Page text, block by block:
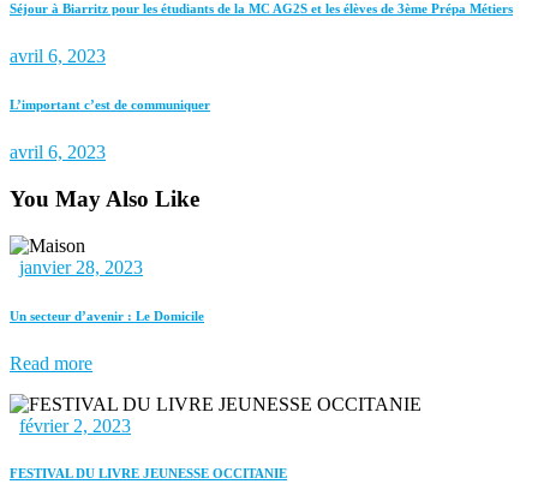
Séjour à Biarritz pour les étudiants de la MC AG2S et les élèves de 3ème Prépa Métiers
avril 6, 2023
L’important c’est de communiquer
avril 6, 2023
You May Also Like
janvier 28, 2023
Un secteur d’avenir : Le Domicile
Read more
février 2, 2023
FESTIVAL DU LIVRE JEUNESSE OCCITANIE